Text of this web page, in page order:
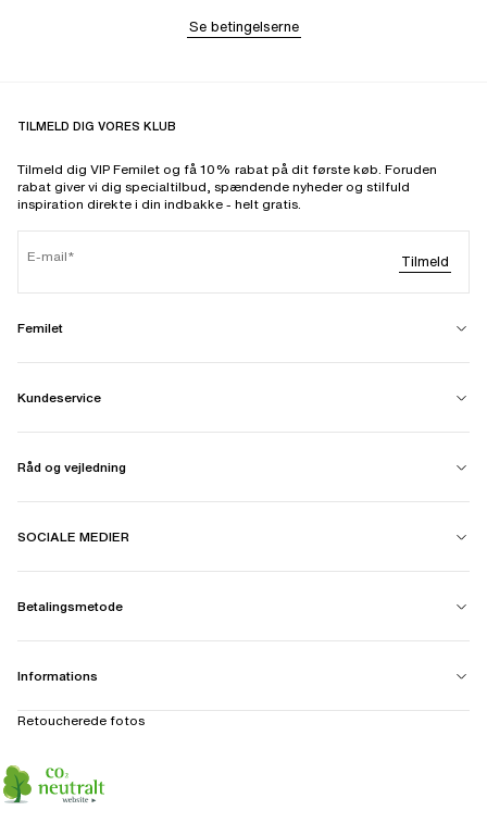
Se betingelserne
TILMELD DIG VORES KLUB
Tilmeld dig VIP Femilet og få 10% rabat på dit første køb. Foruden
rabat giver vi dig specialtilbud, spændende nyheder og stilfuld
inspiration direkte i din indbakke - helt gratis.
E-mail Tilmeld
Femilet
Kundeservice
Råd og vejledning
SOCIALE MEDIER
Betalingsmetode
Informations
Retoucherede fotos